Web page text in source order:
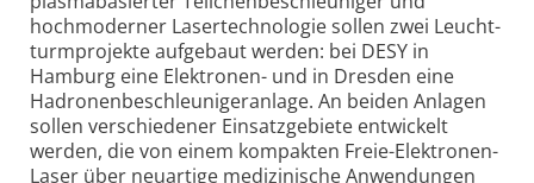
hochmoderner Lasertechnologie sollen zwei Leucht­
turm­projekte aufgebaut werden: bei DESY in
Hamburg eine Elektronen- und in Dresden eine
Hadronen­beschleuniger­anlage. An beiden Anlagen
sollen verschiedener Einsatz­gebiete entwickelt
werden, die von einem kompakten Freie-Elektronen-
Laser über neuartige medizinische Anwendungen